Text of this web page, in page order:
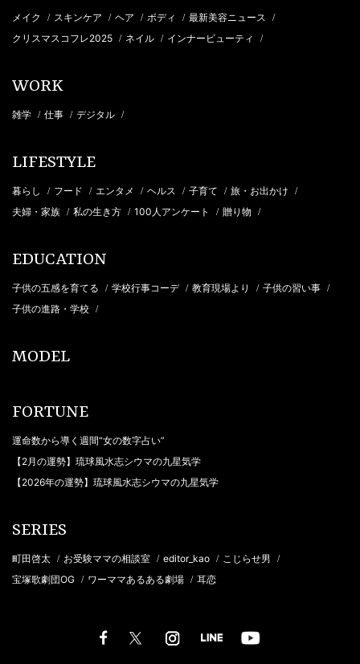
メイク / スキンケア / ヘア / ボディ / 最新美容ニュース /
クリスマスコフレ2025 / ネイル / インナービューティ /
WORK
雑学 / 仕事 / デジタル /
LIFESTYLE
暮らし / フード / エンタメ / ヘルス / 子育て / 旅・お出かけ /
夫婦・家族 / 私の生き方 / 100人アンケート / 贈り物 /
EDUCATION
子供の五感を育てる / 学校行事コーデ / 教育現場より / 子供の習い事 /
子供の進路・学校 /
MODEL
FORTUNE
運命数から導く週間“女の数字占い”
【2月の運勢】琉球風水志シウマの九星気学
【2026年の運勢】琉球風水志シウマの九星気学
SERIES
町田啓太 / お受験ママの相談室 / editor_kao / こじらせ男 /
宝塚歌劇団OG / ワーママあるある劇場 / 耳恋